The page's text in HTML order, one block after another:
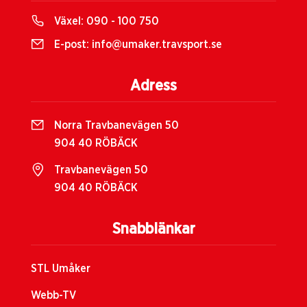
Snabblänkar
STL Umåker
Webb-TV
Växel: 090 - 100 750
E-post: info@umaker.travsport.se
Adress
Norra Travbanevägen 50
904 40 RÖBÄCK
Travbanevägen 50
904 40 RÖBÄCK